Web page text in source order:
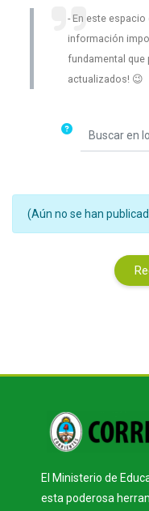
En este
información
fundamental que
actualizados! 😉
Buscar en
(Aún no se han
El Ministerio de
esta poderosa